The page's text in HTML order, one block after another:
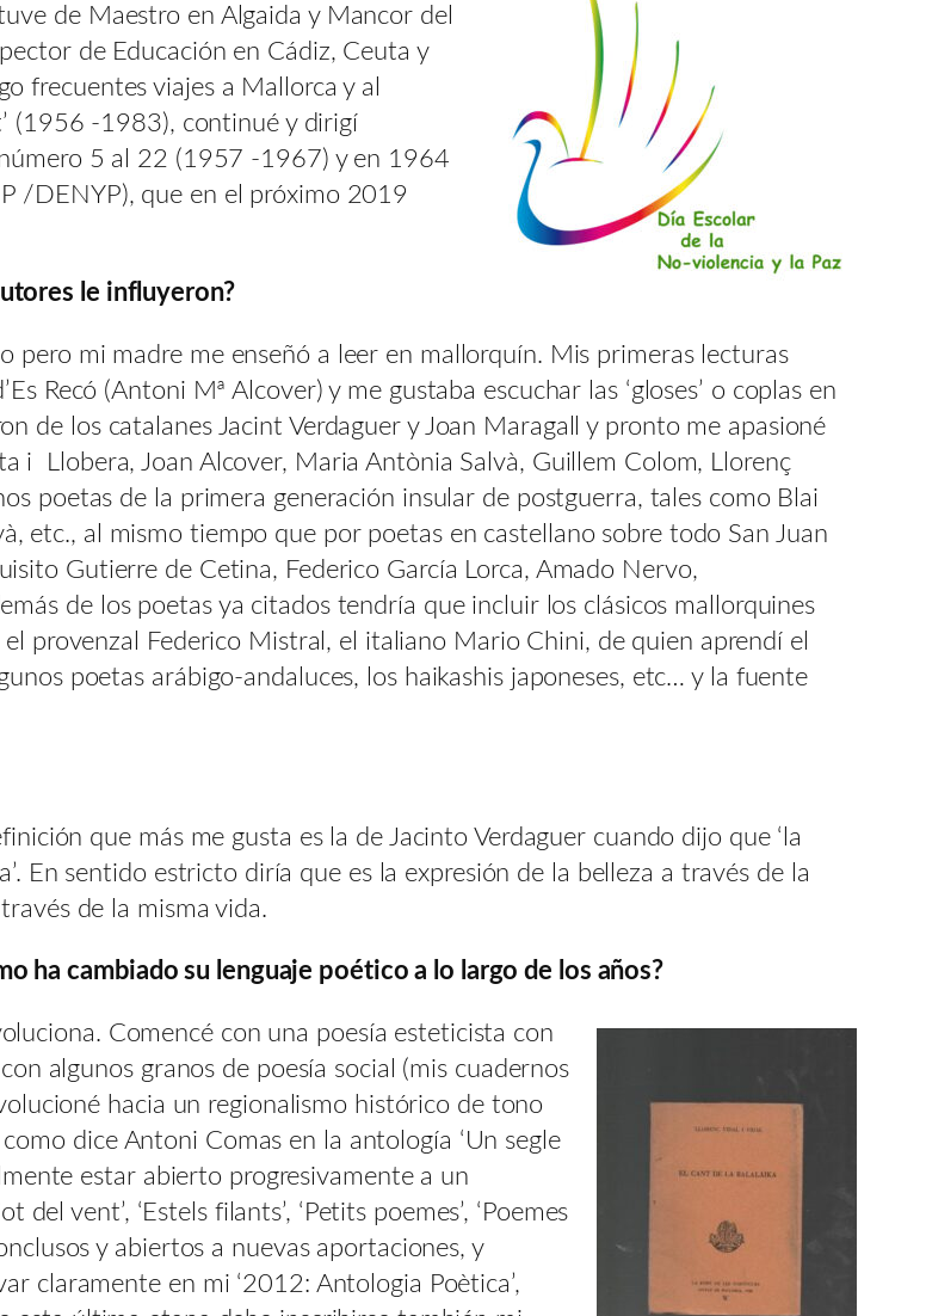
de Maestro en Algaida y Mancor del
de Educación en Cádiz, Ceuta y
frecuentes viajes a Mallorca y al
(1956 -1983), continué y dirigí
número 5 al 22 (1957 -1967) y en 1964
/DENYP), que en el próximo 2019
le influyeron?
pero mi madre me enseñó a leer en mallorquín. Mis primeras lecturas
Recó (Antoni Mª Alcover) y me gustaba escuchar las ‘gloses’ o coplas en
de los catalanes Jacint Verdaguer y Joan Maragall y pronto me apasioné
i Llobera, Joan Alcover, Maria Antònia Salvà, Guillem Colom, Llorenç
poetas de la primera generación insular de postguerra, tales como Blai
etc., al mismo tiempo que por poetas en castellano sobre todo San Juan
Gutierre de Cetina, Federico García Lorca, Amado Nervo,
de los poetas ya citados tendría que incluir los clásicos mallorquines
provenzal Federico Mistral, el italiano Mario Chini, de quien aprendí el
poetas arábigo-andaluces, los haikashis japoneses, etc… y la fuente
que más me gusta es la de Jacinto Verdaguer cuando dijo que ‘la
En sentido estricto diría que es la expresión de la belleza a través de la
de la misma vida.
ha cambiado su lenguaje poético a lo largo de los años?
Comencé con una poesía esteticista con
algunos granos de poesía social (mis cuadernos
hacia un regionalismo histórico de tono
dice Antoni Comas en la antología ‘Un segle
estar abierto progresivamente a un
vent’, ‘Estels filants’, ‘Petits poemes’, ‘Poemes
y abiertos a nuevas aportaciones, y
claramente en mi ‘2012: Antologia Poètica’,